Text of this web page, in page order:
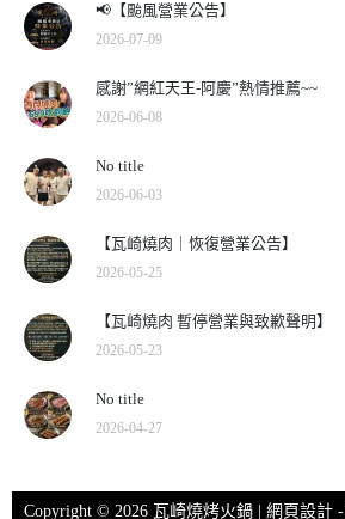
📢【颱風營業公告】
2026-07-09
感謝”網紅天王-阿慶”熱情推薦~~
2026-06-08
No title
2026-06-03
【瓦崎燒肉｜恢復營業公告】
2026-05-25
【瓦崎燒肉 暫停營業與致歉聲明】
2026-05-23
No title
2026-04-27
Copyright © 2026 瓦崎燒烤火鍋 | 網頁設計 -